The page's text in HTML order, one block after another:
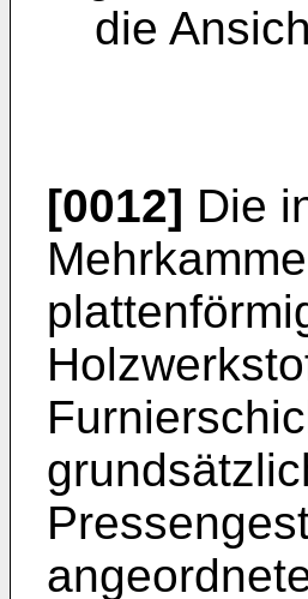
die
[0012] Die